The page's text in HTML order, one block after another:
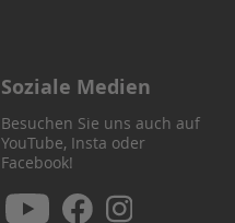
Soziale Medien
Besuchen Sie uns auch auf
YouTube, Insta oder
Facebook!